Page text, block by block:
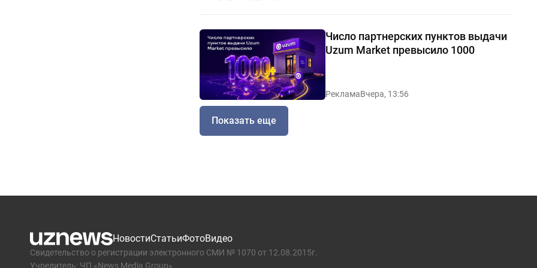
Число партнерских пунктов выдачи
Uzum Market превысило 1000
РекламаВчера, 13:56
Показать еще
НовостиСтатьиФотоВидео
Свидетельство о регистрации электронного СМИ № 1070 от 12.08.2015г.
Учредитель: ЧП «News Media Group»